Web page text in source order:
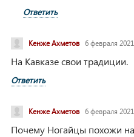
Ответить
Кенже Ахметов 6 февраля
На Кавказе свои традиции.
Ответить
Кенже Ахметов 6 февраля
Почему Ногайцы похожи